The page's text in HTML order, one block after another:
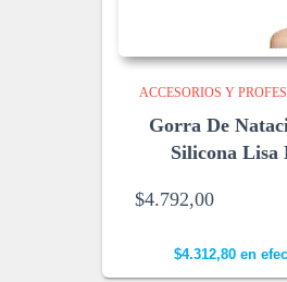
ACCESORIOS Y PROFES
Gorra De
Silicona
$4.792,00
$4.312,80 en